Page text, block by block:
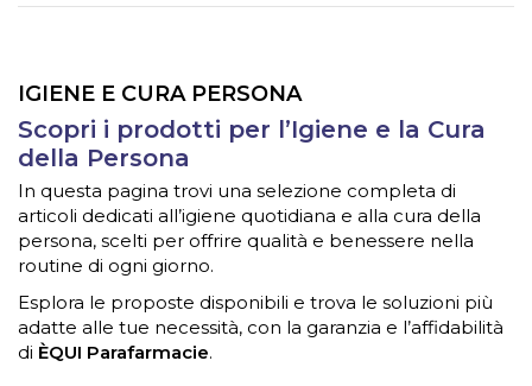
IGIENE E CURA PERSONA
Scopri i prodotti per l’Igiene e la Cura
della Persona
In questa pagina trovi una selezione completa di
articoli dedicati all’igiene quotidiana e alla cura della
persona, scelti per offrire qualità e benessere nella
routine di ogni giorno.
Esplora le proposte disponibili e trova le soluzioni più
adatte alle tue necessità, con la garanzia e l’affidabilità
di ÈQUI Parafarmacie.